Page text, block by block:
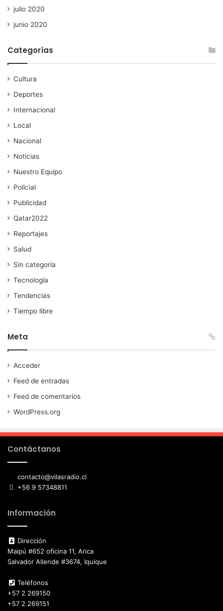
julio 2020
junio 2020
Categorías
Cultura
Deportes
Internacional
Local
Nacional
Noticias
Nuestro Equipo
Policial
Publicidad
Qatar2022
Reportajes
Salud
Sin categoría
Tecnología
Tendencias
Tiempo libre
Meta
Acceder
Feed de entradas
Feed de comentarios
WordPress.org
Contáctanos
contacto@vilasradio.cl
+56 9 57348811
Información
Dirección
Maipú #652 oficina 11, Arica
Salvador Allende #3674, Iquique
Teléfonos
+57 2 269150
+57 2 269151